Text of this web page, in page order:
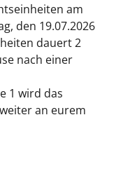
am
den 19.07.2026­
dauert 2
nach einer
1 wird das
an eurem